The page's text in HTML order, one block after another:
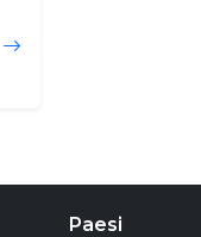
Paesi